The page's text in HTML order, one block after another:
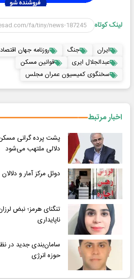
لینک کوتاه
ایران جنگ روزنامه جهان اقتصاد
عبدالجلال ایری
قوانین مسکن
سخنگوی کمیسیون عمران مجلس
اخبار مرتبط
پشت پرده گرانی
دلالی ملتهب می‌شود
دوئل مرکز آمار و دلالان
تنگنای هرمز؛ نبض
ناپایداری
سامان‌بندی جدید در
حوزه انرژی